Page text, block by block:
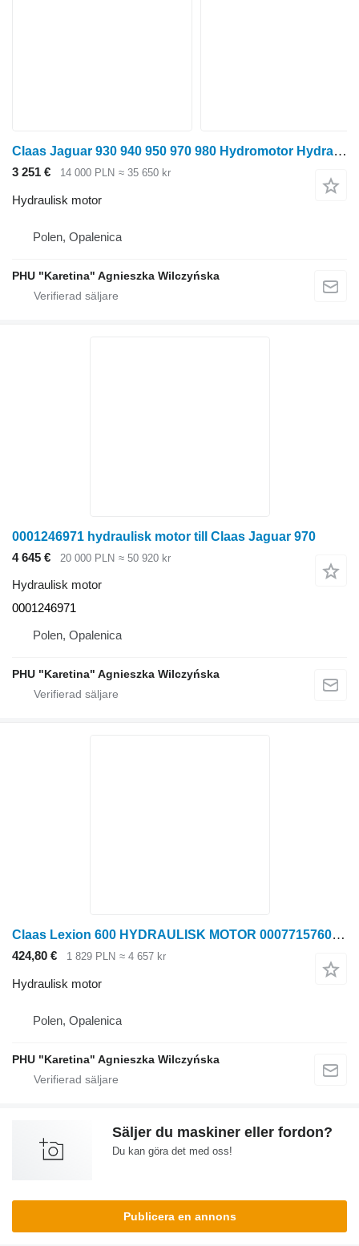
Claas Jaguar 930 940 950 970 980 Hydromotor Hydraulmotor 000124 hydraulisk motor till Claas
3 251 € 14 000 PLN ≈ 35 650 kr
Hydraulisk motor
Polen, Opalenica
PHU "Karetina" Agnieszka Wilczyńska
0001246971 hydraulisk motor till Claas Jaguar 970
4 645 €
20 000 PLN ≈ 50 920 kr
Hydraulisk motor
0001246971
Polen, Opalenica
PHU "Karetina" Agnieszka Wilczyńska
Claas Lexion 600 HYDRAULISK MOTOR 0007715760 (Drivning för fläkt) till Claas Lexion 600 skördetröska
424,80 € 1 829 PLN ≈ 4 657 kr
Hydraulisk motor
Polen, Opalenica
PHU "Karetina" Agnieszka Wilczyńska
Säljer du maskiner eller fordon?
Du kan göra det med oss!
Publicera en annons